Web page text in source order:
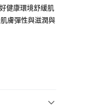
健康環境舒緩肌
膚彈性與滋潤與